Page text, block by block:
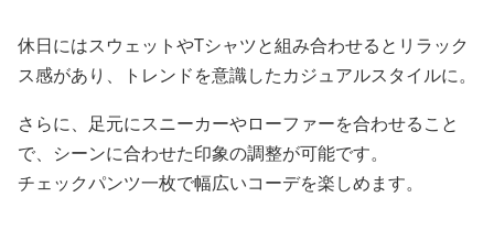
休日にはスウェットやTシャツと組み合わせるとリラック
ス感があり、トレンドを意識したカジュアルスタイルに。
さらに、足元にスニーカーやローファーを合わせること
で、シーンに合わせた印象の調整が可能です。
チェックパンツ一枚で幅広いコーデを楽しめます。